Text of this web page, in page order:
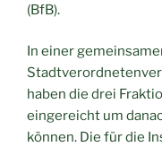
(BfB).
In einer
haben die drei
eingereicht um
können. Die für die